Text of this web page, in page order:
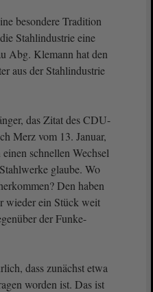
besondere Tradition
Stahlindustrie eine
Abg. Klemann hat den
aus der Stahlindustrie
das Zitat des CDU-
Merz vom 13. Januar,
schnellen Wechsel
glaube. Wo
Den haben
wieder ein Stück weit
der Funke-
dass zunächst etwa
worden ist. Das ist